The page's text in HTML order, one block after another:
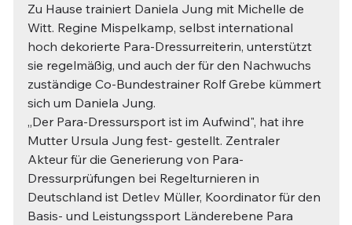
Zu Hause trainiert Daniela Jung mit Michelle de
Witt. Regine Mispelkamp, selbst international
hoch dekorierte Para-Dressurreiterin, unterstützt
sie regelmäßig, und auch der für den Nachwuchs
zuständige Co-Bundestrainer Rolf Grebe kümmert
sich um Daniela Jung.
„Der Para-Dressursport ist im Aufwind", hat ihre
Mutter Ursula Jung fest- gestellt. Zentraler
Akteur für die Generierung von Para-
Dressurprüfungen bei Regelturnieren in
Deutschland ist Detlev Müller, Koordinator für den
Basis- und Leistungssport Länderebene Para